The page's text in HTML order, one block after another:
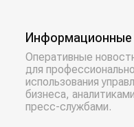
Информационные
Оперативные
для
использования
бизнеса,
пресс-службами.